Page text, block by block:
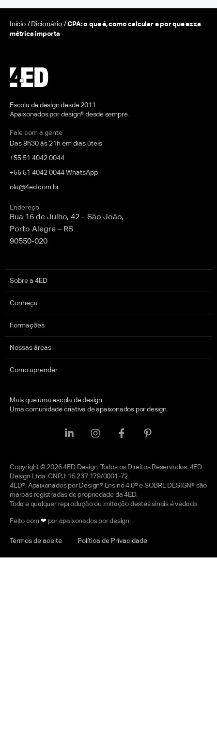
Início /Dicionário /CPA: o que é, como calcular e por que essa
métrica importa
Escola de design desde 2011.
Apaixonados por design® desde sempre.
Fale com a gente
Das 8h30 às 21h em dias úteis
+55 51 4042 0044
+55 51 4042 0044 WhatsApp
ola@4ed.com.br
Endereço
Rua 16 de Julho, 42 – São João,
Porto Alegre – RS
90550-020
Sobre a 4ED
Conheça
Formações
Nossas áreas
Como aprender
Mais que uma escola de design.
Uma comunidade criativa de apaixonados por design.
Copyright © 2026 4ED Design. Todos os Direitos Reservados. 4ED
Design Ltda. CNPJ: 15.237.179/0001-72.
4ED®, Apaixonados por Design® Ensino 4.0® e SOBRE DESIGN® são
marcas registradas de propriedade da 4ED.
Toda e qualquer reprodução ou imitação destes sinais é vedada.
Feito com❤ por apaixonados por design
Termos de aceite Política de Privacidade